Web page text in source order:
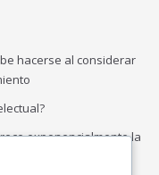
hacerse al considerar
exponencialmente la